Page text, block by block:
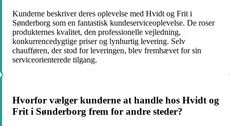
Kunderne beskriver deres oplevelse med Hvidt og Frit i
Sønderborg som en fantastisk kundeserviceoplevelse. De roser
produkternes kvalitet, den professionelle vejledning,
konkurrencedygtige priser og lynhurtig levering. Selv
chaufføren, der stod for leveringen, blev fremhævet for sin
serviceorienterede tilgang.
Hvorfor vælger kunderne at handle hos Hvidt og
Frit i Sønderborg frem for andre steder?